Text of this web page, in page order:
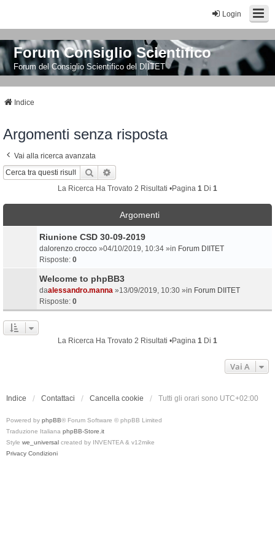
Login
Forum Consiglio Scientifico
Forum del Consiglio Scientifico del DIITET
Indice
Argomenti senza risposta
Vai alla ricerca avanzata
Cerca
La Ricerca Ha Trovato 2 Risultati •Pagina 1 Di 1
Argomenti
Riunione CSD 30-09-2019
da lorenzo.crocco »04/10/2019, 10:34 »in Forum DIITET
Risposte: 0
Welcome to phpBB3
daalessandro.manna »13/09/2019, 10:30 »in Forum DIITET
Risposte: 0
La Ricerca Ha Trovato 2 Risultati •Pagina 1 Di 1
Vai A
Indice Contattaci Cancella cookie Tutti gli orari sono UTC+02:00
Powered by phpBB® Forum Software © phpBB Limited
Traduzione Italiana phpBB-Store.it
Style we_universal created by INVENTEA & v12mike
Privacy Condizioni